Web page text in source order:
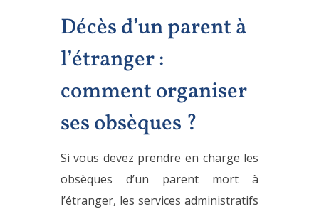
Décès d’un parent à
l’étranger :
comment organiser
ses obsèques ?
Si vous devez prendre en charge les
obsèques d’un parent mort à
l’étranger, les services administratifs